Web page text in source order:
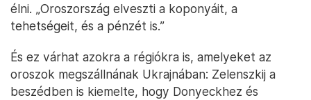
élni. „Oroszország elveszti a koponyáit, a
tehetségeit, és a pénzét is.”
És ez várhat azokra a régiókra is, amelyeket az
oroszok megszállnának Ukrajnában: Zelenszkij a
beszédben is kiemelte, hogy Donyeckhez és